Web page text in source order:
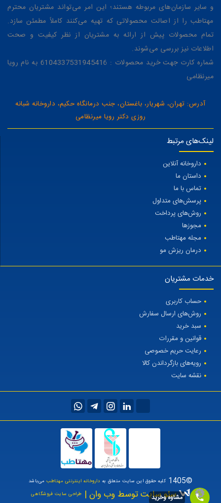
و سایر سازمان‌های مربوطه هستند؛ این امر می‌تواند مشتریان محترم
مهتاطب را از اصالت محصولاتی که تهیه می‌کنند کاملاً مطمئن سازد.
تمام محصولات پیش از ارائه به مشتریان از نظر کیفیت و صحت
اطلاعات نیز بررسی می‌شوند.
شماره کارت جهت خرید محصولات : 6104337531945416 به نام رویا
میرنظامی
آدرس: تهران، شهریار، باغستان، جنب درمانگاه حکیم، داروخانه شبانه
روزی دکتر رویا میرنظامی
لینک‌های مرتبط
داروخانه آنلاین
داستان ما
تماس با ما
پرسش‌های متداول
روش‌های پرداخت
مجوزها
مجله مهتاطب
درمان ریزش مو
خدمات مشتریان
حساب کاربری
روش‌های ارسال سفارش
سبد خرید
قوانین و مقررات
رعایت حریم خصوصی
رویه‌های بازگرداندن کالا
نقشه سایت
©1405 کلیه حقوق این سایت متعلق به داروخانه اینترنتی مهتاطبمی‌باشد
سئو سایت توسط وب وان | طراحی سایت فروشگاهی مشاوه وخرید